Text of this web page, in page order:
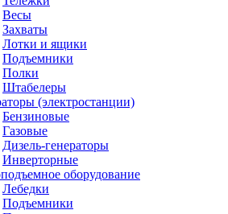
Весы
Захваты
Лотки и ящики
Подъемники
Полки
Штабелеры
(электростанции)
Бензиновые
Газовые
Дизель-генераторы
Инверторные
оборудование
Лебедки
Подъемники